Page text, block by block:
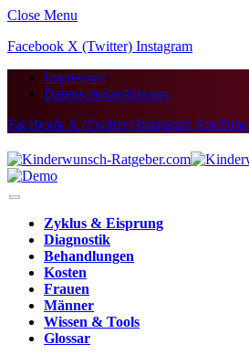
Close Menu
Facebook X (Twitter) Instagram
Impressum
Datenschutzerklärung
Facebook X (Twitter) InstagramYouTube
Zyklus & Eisprung
Diagnostik
Behandlungen
Kosten
Frauen
Männer
Wissen & Tools
Glossar